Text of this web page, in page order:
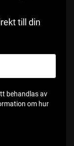
till din
behandlas av
om hur